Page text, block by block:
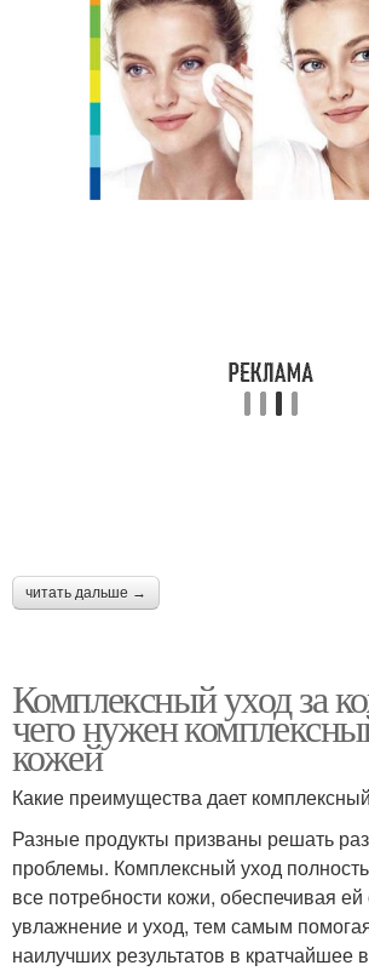
читать дальше →
Комплексный уход за
чего нужен
кожей
Какие преимущества дает
Разные продукты призваны решать
проблемы. Комплексный уход
все потребности кожи, обеспечивая
увлажнение и уход, тем самым
наилучших результатов в кратчайшее